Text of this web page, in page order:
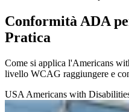
Conformità ADA
Pratica
Come si applica l'Americans
livello WCAG raggiungere e
USA Americans with